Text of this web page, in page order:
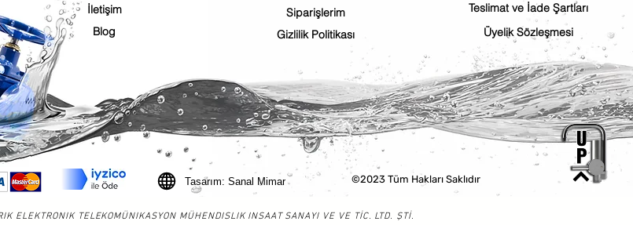
İletişim
Blog
Siparişlerim
Gizlilik Politikası
Teslimat ve İade Şartları
Üyelik Sözleşmesi
Tasarım: Sanal Mimar ©2023 Tüm Hakları Saklıdır
ELEKTRONIK TELEKOMÜNIKASYON MÜHENDISLIK INSAAT SANAYI VE VE TİC. LTD. ŞTİ.